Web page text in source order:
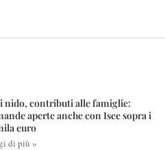
nido, contributi alle famiglie:
aperte anche con Isee sopra i
euro
di più »